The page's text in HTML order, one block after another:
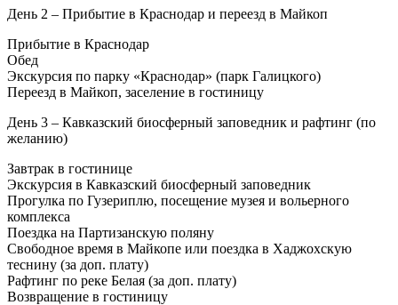
День 2 – Прибытие в Краснодар и переезд в Майкоп
Прибытие в Краснодар
Обед
Экскурсия по парку «Краснодар» (парк Галицкого)
Переезд в Майкоп, заселение в гостиницу
День 3 – Кавказский биосферный заповедник и рафтинг (по
желанию)
Завтрак в гостинице
Экскурсия в Кавказский биосферный заповедник
Прогулка по Гузериплю, посещение музея и вольерного
комплекса
Поездка на Партизанскую поляну
Свободное время в Майкопе или поездка в Хаджохскую
теснину (за доп. плату)
Рафтинг по реке Белая (за доп. плату)
Возвращение в гостиницу